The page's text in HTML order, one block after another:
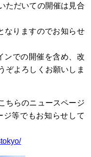
ただいての開催は見合
なりますのでお知らせ
ンでの開催を含め、改
ぞよろしくお願いしま
ちらのニュースページ
ジ等でもお知らせして